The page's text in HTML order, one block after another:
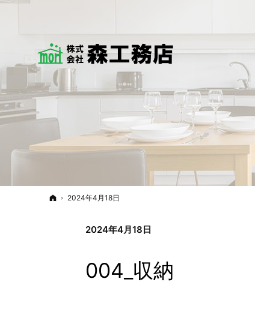
ホーム
2024年4月18日
2024年4月18日
004_収納